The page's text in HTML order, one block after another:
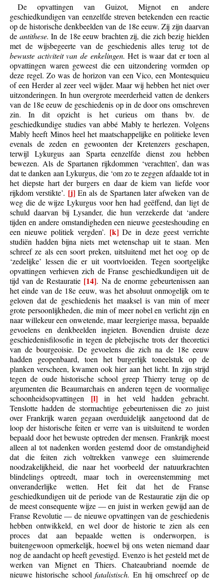
De opvattingen van Guizot, Mignot en andere
geschiedkundigen van eenzelfde streven betekenden een reactie
op de historische denkbeelden van de 18e eeuw. Zij zijn daarvan
de antithese. In de 18e eeuw brachten zij, die zich bezig hielden
met de wijsbegeerte van de geschiedenis alles terug tot de
bewuste activiteit van de enkelingen. Het is waar dat er toen al
opvattingen waren geweest die een uitzondering vormden op
deze regel. Zo was de horizon van een Vico, een Montesquieu
of een Herder al zeer veel wijder. Maar wij hebben het niet over
uitzonderingen. In hun overgrote meerderheid vatten de denkers
van de 18e eeuw de geschiedenis op in de door ons omschreven
zin. In dit opzicht is het curieus om thans bv. de
geschiedkundige studies van abbé Mably te herlezen. Volgens
Mably heeft Minos heel het maatschappelijke en politieke leven
evenals de zeden en gewoonten der Kretenzers geschapen,
terwijl Lykurgus aan Sparta eenzelfde dienst zou hebben
bewezen. Als de Spartanen rijkdommen ‘verachtten’, dan was
dat te danken aan Lykurgus, die ‘om zo te zeggen afdaalde tot in
het diepste hart der burgers en daar de kiem van liefde voor
rijkdom verstikte’. [j]En als de Spartanen later afweken van de
weg die de wijze Lykurgus voor hen had geëffend, dan ligt de
schuld daarvan bij Lysander, die hun verzekerde dat ‘andere
tijden en andere omstandigheden een nieuwe geesteshouding en
een nieuwe politiek vergden’. [k]De in deze geest verrichte
studiën hadden bijna niets met wetenschap uit te staan. Men
schreef ze als een soort preken, uitsluitend met het oog op de
‘zedelijke’ lessen die er uit voortvloeiden. Tegen soortgelijke
opvattingen verhieven zich de Franse geschiedkundigen uit de
tijd van de Restauratie [14]. Na de enorme gebeurtenissen aan
het einde van de 18e eeuw, was het absoluut onmogelijk om te
geloven dat de geschiedenis het maaksel is van min of meer
grote persoonlijkheden, die min of meer nobel en verlicht zijn en
naar willekeur een onwetende, maar leergierige massa, bepaalde
gevoelens en denkbeelden ingieten. Bovendien druiste deze
geschiedenisfilosofie in tegen de plebejische trots der theoretici
van de bourgeoisie. De gevoelens die zich na de 18e eeuw
hadden geopenbaard, toen het burgerlijk toneelstuk op de
planken verscheen, kwamen ook hier aan het licht. In zijn strijd
tegen de oude historische school greep Thierry terug op de
argumenten die Beaumarchais en anderen tegen de voormalige
schoonheidsopvattingen [l]in het veld hadden gebracht.
Tenslotte hadden de stormachtige gebeurtenissen die zo juist
over Frankrijk waren gegaan overduidelijk aangetoond dat de
loop der historische feiten er verre van is uitsluitend te worden
bepaald door het bewuste optreden der mensen. Frankrijk moest
alleen al tot nadenken worden gestemd door de omstandigheid
dat die feiten zich voltrekken vanwege een sluimerende
noodzakelijkheid, die naar het voorbeeld der natuurkrachten
blindelings optreedt, maar toch in overeenstemming met
onveranderlijke wetten. Het feit dat het de Franse
geschiedkundigen uit de periode van de Restauratie zijn die op
de meest consequente wijze — en juist in werken gewijd aan de
Franse Revolutie — de nieuwe opvattingen van de geschiedenis
hebben ontwikkeld, en wel door de historie te zien als een
proces dat aan bepaalde wetten is onderworpen, is
buitengewoon opmerkelijk, hoewel bij ons weten niemand daar
nog de aandacht op heeft gevestigd. Evenzo is het gesteld met de
werken van Mignet en Thiers. Chateaubriand noemde de
nieuwe historische schoolfatalistisch. En hij omschreef op de